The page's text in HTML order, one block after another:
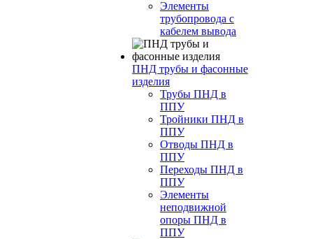
Элементы
трубопровода с
кабелем вывода
ПНД трубы и фасонные
изделия
Трубы ПНД в
ППУ
Тройники ПНД в
ППУ
Отводы ПНД в
ППУ
Переходы ПНД в
ППУ
Элементы
неподвижной
опоры ПНД в
ППУ